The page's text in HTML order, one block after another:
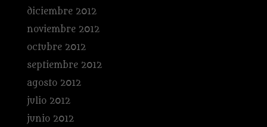
diciembre 2012
noviembre 2012
octubre 2012
septiembre 2012
agosto 2012
julio 2012
junio 2012